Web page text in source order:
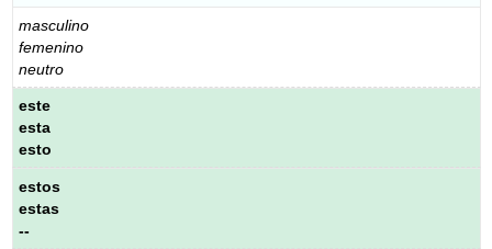
masculino
femenino
neutro
este
esta
esto
estos
estas
--